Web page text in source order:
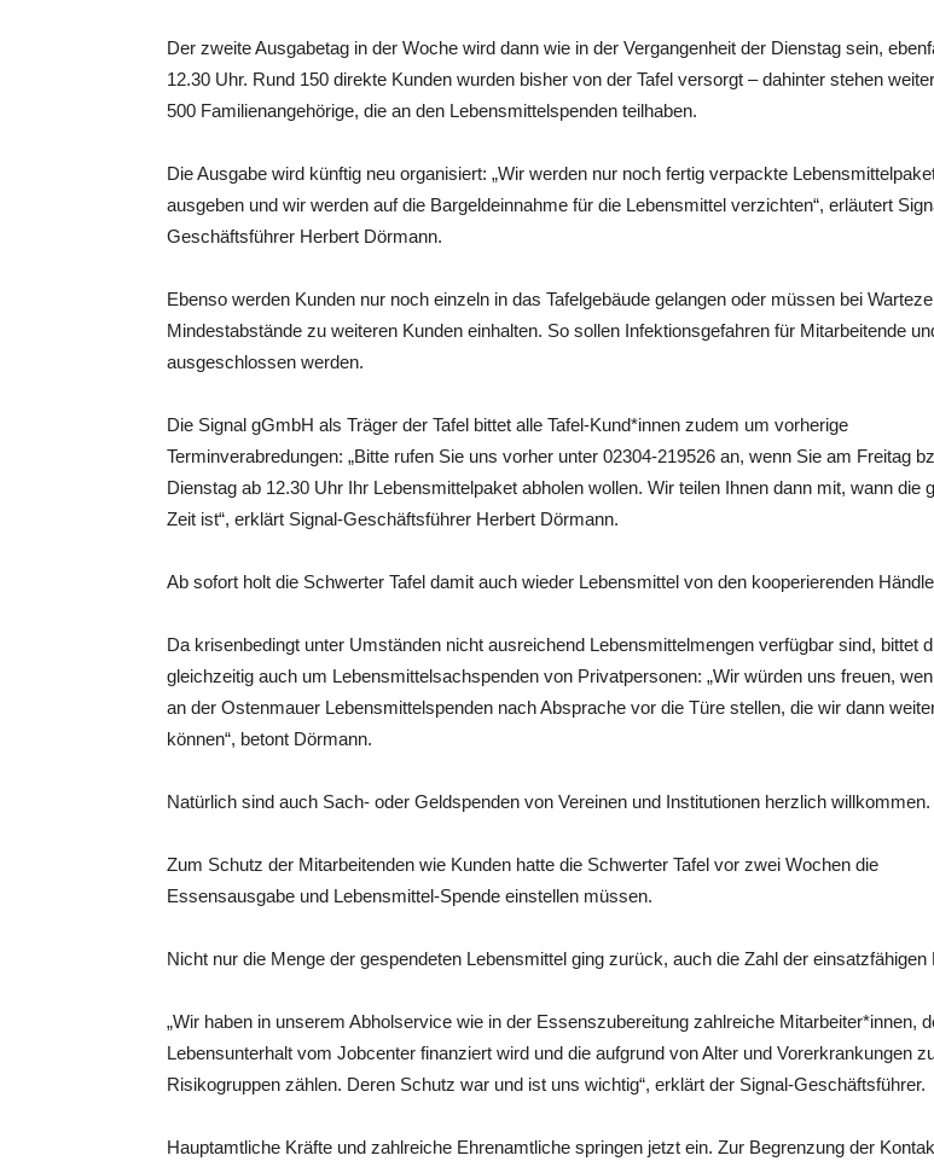
Der zweite Ausgabetag in der Woche wird dann wie in der Vergangenheit der Dienstag sein,
12.30 Uhr. Rund 150 direkte Kunden wurden bisher von der Tafel versorgt – dahinter stehen
500 Familienangehörige, die an den Lebensmittelspenden teilhaben.
Die Ausgabe wird künftig neu organisiert: „Wir werden nur noch fertig verpackte
ausgeben und wir werden auf die Bargeldeinnahme für die Lebensmittel verzichten“, erläutert
Geschäftsführer Herbert Dörmann.
Ebenso werden Kunden nur noch einzeln in das Tafelgebäude gelangen oder müssen bei
Mindestabstände zu weiteren Kunden einhalten. So sollen Infektionsgefahren für Mitarbeitende
ausgeschlossen werden.
Die Signal gGmbH als Träger der Tafel bittet alle Tafel-Kund*innen zudem um vorherige
Terminverabredungen: „Bitte rufen Sie uns vorher unter 02304-219526 an, wenn Sie am Freitag
Dienstag ab 12.30 Uhr Ihr Lebensmittelpaket abholen wollen. Wir teilen Ihnen dann mit, wann die
Zeit ist“, erklärt Signal-Geschäftsführer Herbert Dörmann.
Ab sofort holt die Schwerter Tafel damit auch wieder Lebensmittel von den kooperierenden
Da krisenbedingt unter Umständen nicht ausreichend Lebensmittelmengen verfügbar sind, bittet
gleichzeitig auch um Lebensmittelsachspenden von Privatpersonen: „Wir würden uns freuen,
an der Ostenmauer Lebensmittelspenden nach Absprache vor die Türe stellen, die wir dann
können“, betont Dörmann.
Natürlich sind auch Sach- oder Geldspenden von Vereinen und Institutionen herzlich willkommen.
Zum Schutz der Mitarbeitenden wie Kunden hatte die Schwerter Tafel vor zwei Wochen die
Essensausgabe und Lebensmittel-Spende einstellen müssen.
Nicht nur die Menge der gespendeten Lebensmittel ging zurück, auch die Zahl der einsatzfähigen
„Wir haben in unserem Abholservice wie in der Essenszubereitung zahlreiche Mitarbeiter*innen,
Lebensunterhalt vom Jobcenter finanziert wird und die aufgrund von Alter und Vorerkrankungen
Risikogruppen zählen. Deren Schutz war und ist uns wichtig“, erklärt der Signal-Geschäftsführer.
Hauptamtliche Kräfte und zahlreiche Ehrenamtliche springen jetzt ein. Zur Begrenzung der